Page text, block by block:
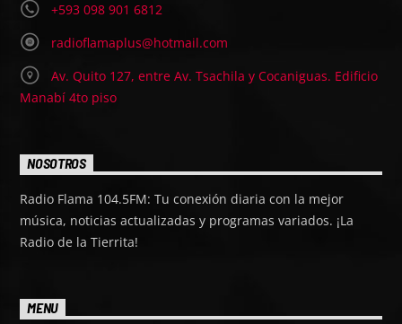
+593 098 901 6812
radioflamaplus@hotmail.com
Av. Quito 127, entre Av. Tsachila y Cocaniguas. Edificio
Manabí 4to piso
NOSOTROS
Radio Flama 104.5FM: Tu conexión diaria con la mejor
música, noticias actualizadas y programas variados. ¡La
Radio de la Tierrita!
MENU